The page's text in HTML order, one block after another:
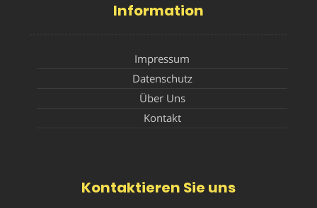
Information
Impressum
Datenschutz
Über Uns
Kontakt
Kontaktieren Sie uns